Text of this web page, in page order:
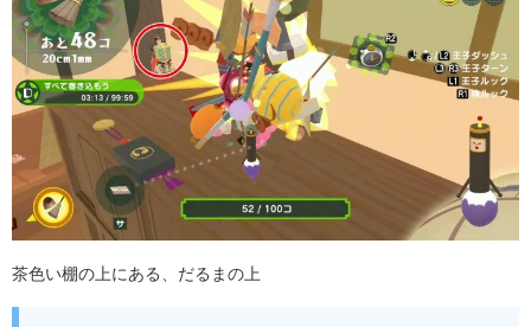
茶色い棚の上にある、だるまの上